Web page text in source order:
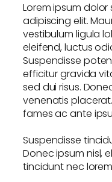
Lorem ipsum
adipiscing elit.
vestibulum ligula
eleifend, luctus
Suspendisse
efficitur gravida
sed dui risus.
venenatis
fames ac ante
Suspendisse
Donec ipsum nisl,
tincidunt nec